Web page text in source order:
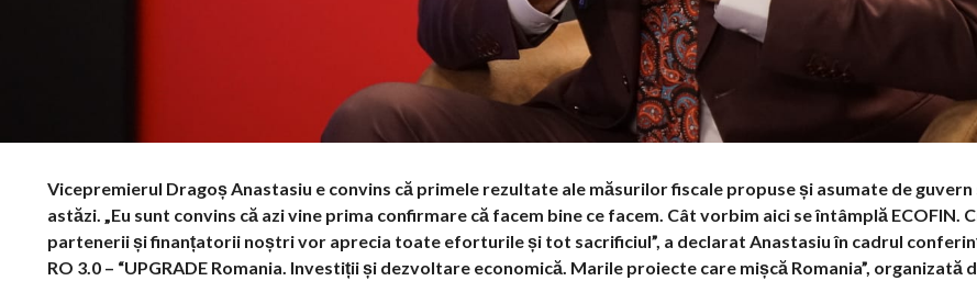
Vicepremierul Dragoș Anastasiu e convins că primele rezultate ale măsurilor fiscale propuse și asumate de guvern
astăzi. „Eu sunt convins că azi vine prima confirmare că facem bine ce facem. Cât vorbim aici se întâmplă ECOFIN.
partenerii și finanțatorii noștri vor aprecia toate eforturile și tot sacrificiul”, a declarat Anastasiu în cadrul
RO 3.0 – “UPGRADE Romania. Investiții și dezvoltare economică. Marile proiecte care mișcă Romania”, organizată